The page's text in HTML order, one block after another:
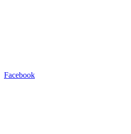
Facebook